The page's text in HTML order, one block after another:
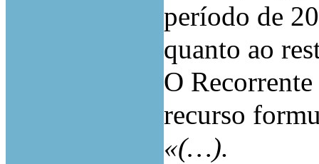
período de
quanto ao
O
recurso
«(…).